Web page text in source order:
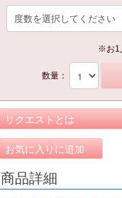
※お1
数量：
リクエストとは
お気に入りに追加
商品詳細